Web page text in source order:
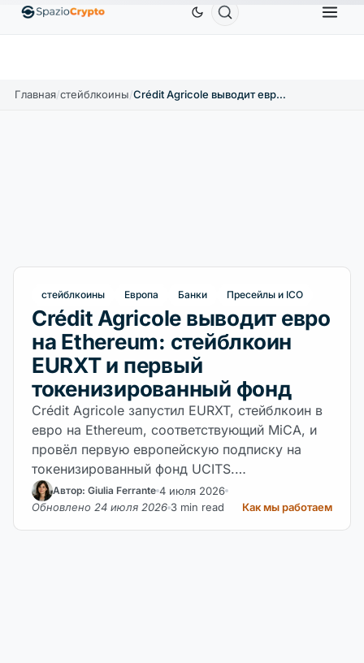
EthereumETH1 880,58 $ Tether USDT0,9991 $ BNBBNB
Главная/стейблкоины/ Crédit Agricole выводит евро на Ethereum: стейблкоин EURXT и первый токенизированный фонд
стейблкоины Европа Банки Пресейлы и ICO
Crédit Agricole выводит евро
на Ethereum: стейблкоин
EURXT и первый
токенизированный фонд
Crédit Agricole запустил EURXT, стейблкоин в
евро на Ethereum, соответствующий MiCA, и
провёл первую европейскую подписку на
токенизированный фонд UCITS.…
Автор: Giulia Ferrante 4 июля 2026
Обновлено 24 июля 2026 3 min read Как мы работаем